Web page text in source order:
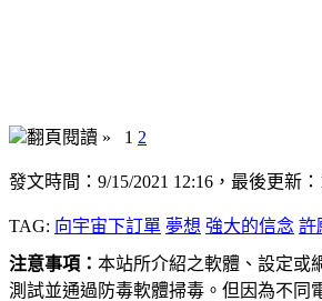
翻頁閱讀 » 1 2
發文時間：9/15/2021 12:16，最後更新：
TAG: 向宇宙下訂單 夢想 強大的信念 許
注意事項： 本站所介紹之軟體、設定或
測試並通過防毒軟體掃毒。但因為不同